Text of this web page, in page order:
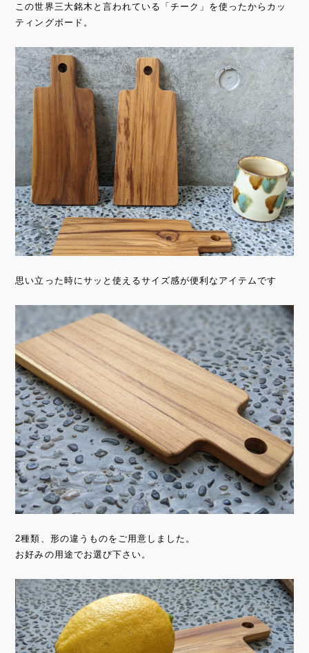
この世界三大銘木と言われている「チーク」を使ったからカッ
ティングボード。
思い立った時にサッと使えるサイズ感が便利なアイテムです
2種類、形の違うものをご用意しました。
お好みの用途でお選び下さい。